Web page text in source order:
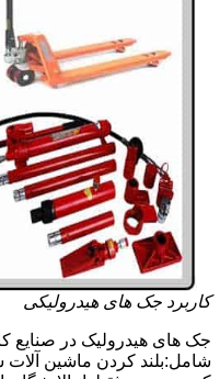
کاربرد جک های هیدرولیکی
جک های هیدرولیک در صنایع
شامل:بلند کردن ماشین آلات